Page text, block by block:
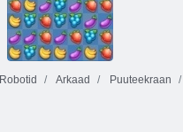
Liivapallid
Robotid Arkaad Puuteekraan